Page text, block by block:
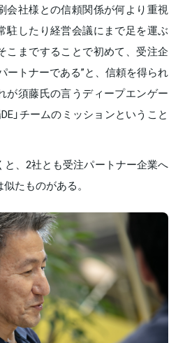
会社様との信頼関係が何より重視
駐したり経営会議にまで足を運ぶ
こまですることで初めて、受注企
ートナーである”と、信頼を得られ
が須藤氏の言うディープエンゲー
」チームのミッションということ
と、2社とも受注パートナー企業へ
たものがある。